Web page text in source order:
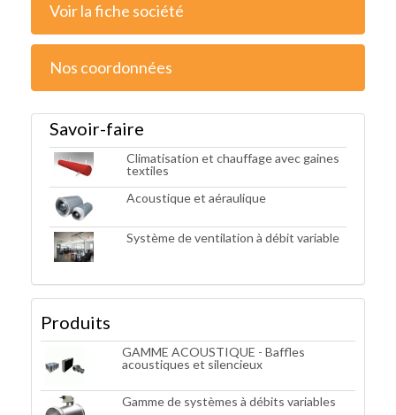
Voir la fiche société
Nos coordonnées
Savoir-faire
Climatisation et chauffage avec gaines
textiles
Acoustique et aéraulique
Système de ventilation à débit variable
Produits
GAMME ACOUSTIQUE - Baffles
acoustiques et silencieux
Gamme de systèmes à débits variables